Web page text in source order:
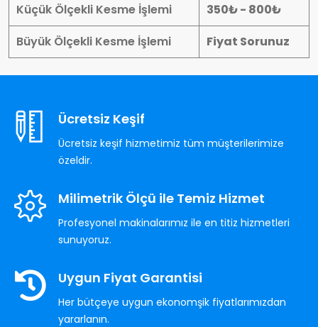
Küçük Ölçekli Kesme İşlemi
350₺ - 800₺
Büyük Ölçekli Kesme İşlemi
Fiyat Sorunuz
Ücretsiz Keşif
Ücretsiz keşif hizmetimiz tüm müşterilerimize
özeldir.
Milimetrik Ölçü ile Temiz Hizmet
Profesyonel makinalarımız ile en titiz hizmetleri
sunuyoruz.
Uygun Fiyat Garantisi
Her bütçeye uygun ekonomşik fiyatlarımızdan
yararlanın.